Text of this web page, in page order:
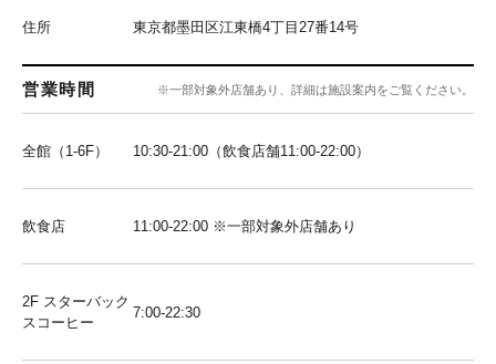
住所 東京都墨田区江東橋4丁目27番14号
営業時間 ※一部対象外店舗あり、詳細は施設案内をご覧ください。
全館（1-6F） 10:30-21:00（飲食店舗11:00-22:00）
飲食店 11:00-22:00 ※一部対象外店舗あり
2F スターバック
スコーヒー
7:00-22:30